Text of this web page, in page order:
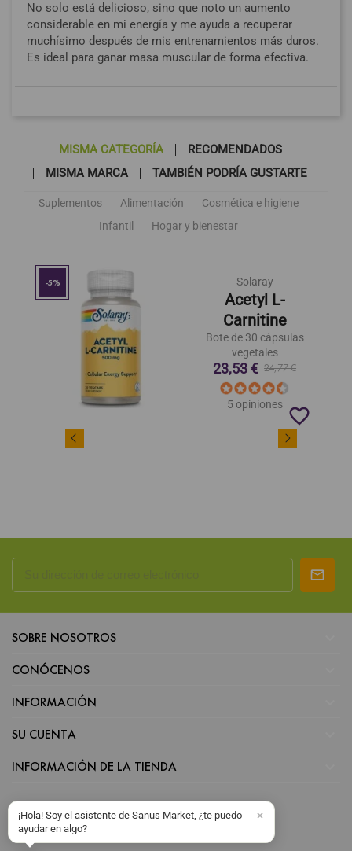
No solo está delicioso, sino que noto un aumento
considerable en mi energía y me ayuda a recuperar
muchísimo después de mis entrenamientos más duros.
Es ideal para ganar masa muscular de forma efectiva.
MISMA CATEGORÍA
RECOMENDADOS
MISMA MARCA
TAMBIÉN PODRÍA GUSTARTE
Suplementos Alimentación
Cosmética e higiene
Infantil
Hogar y bienestar
-5% Solaray
Acetyl L-
Carnitine
Bote de 30 cápsulas
vegetales
23,53 € 24,77 €
5 opiniones
favorite_border
SOBRE NOSOTROS
CONÓCENOS
INFORMACIÓN
SU CUENTA
INFORMACIÓN DE LA TIENDA
¡Hola! Soy el asistente de Sanus Market, ¿te puedo
ayudar en algo?